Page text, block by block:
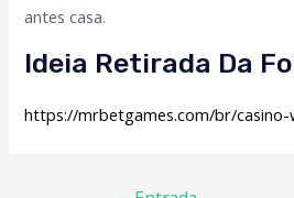
antes casa.
Ideia Retirada Da
https://mrbetgames.com/br/